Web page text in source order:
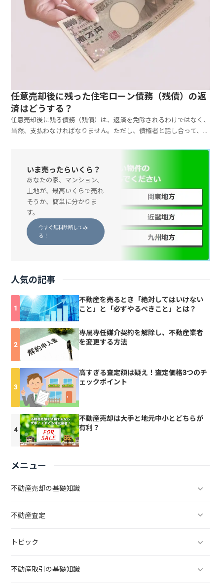
任意売却後に残った住宅ローン債務（残債）の返
済はどうする？
任意売却後に残る債務（残債）は、返済を免除されるわけではなく、
当然、支払わなければなりません。ただし、債権者と話し合って、無
務の返済の仕方、残債務の返済が難しいときの債務整理の方法につい
いま売ったらいくら？
あなたの家、マンション、
土地が、最高いくらで売れ
そうか、簡単に分かりま
す。
今すぐ無料診断してみ
る！
人気の記事
不動産を売るとき「絶対してはいけない
こと」と「必ずやるべきこと」とは？
専属専任媒介契約を解除し、不動産業者
を変更する方法
高すぎる査定額は疑え！査定価格3つのチ
ェックポイント
不動産売却は大手と地元中小とどちらが
有利？
メニュー
不動産売却の基礎知識
不動産査定
トピック
不動産取引の基礎知識